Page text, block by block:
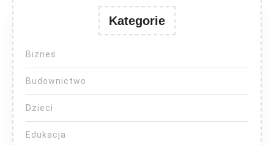
Kategorie
Biznes
Budownictwo
Dzieci
Edukacja